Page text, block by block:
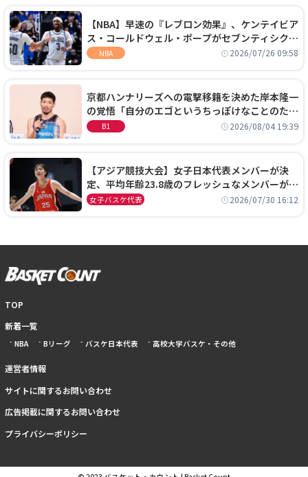
【NBA】早速の『レブロン効果』、ケンテイビア
ス・コールドウェル・ポープがセブンティシクサ
ーズに1年契約で加入
NBA 2026/07/26 09:58
京都ハンナリーズへの電撃移籍を決めた岸本隆一
の覚悟「自分のエゴというちっぽけなことのため
に、京都に来たわけではない」
B1 2026/08/04 19:39
【アジア競技大会】女子日本代表メンバーが決
定、平均年齢23.8歳のフレッシュなメンバーが日
本開催の大舞台で頂点を狙う
女子バスケ代表 2026/07/30 16:12
TOP
新着一覧
NBA Bリーグ バスケ日本代表 高校大学バスケ・その他
運営者情報
サイトに関するお問い合わせ
広告掲載に関するお問い合わせ
プライバシーポリシー